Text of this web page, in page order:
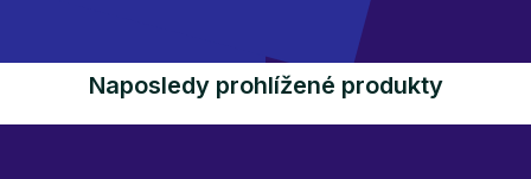
Naposledy prohlížené produkty